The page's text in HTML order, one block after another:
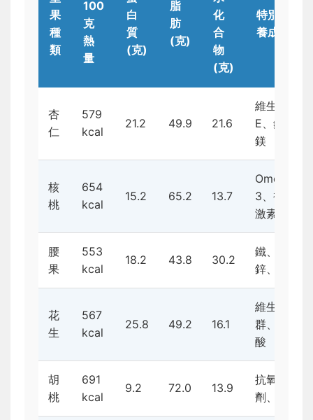
果
種
類
100
克
熱
量
白
質
(克)
脂
肪
(克)
化
合
物
(克)
特別營
養成分
杏
仁
579
kcal
21.2 49.9 21.6
維生素
E、鈣、
鎂
核
桃
654
kcal
15.2 65.2 13.7
Omega-
3、褪黑
激素
腰
果
553
kcal
18.2 43.8 30.2
鐵、
鋅、鎂
花
生
567
kcal
25.8 49.2 16.1
維生素B
群、葉
酸
胡
桃
691
kcal
9.2 72.0 13.9
抗氧化
劑、錳